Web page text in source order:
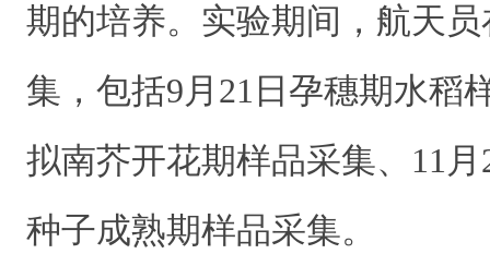
期的培养。实验期间，航天
集，包括9月21日孕穗期水稻
拟南芥开花期样品采集、11
种子成熟期样品采集。